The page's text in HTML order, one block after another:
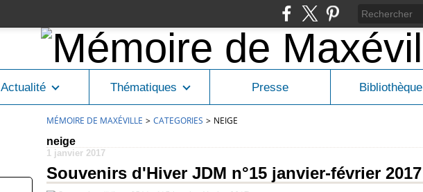
Actualité Thématiques Presse Bibliothèque
MÉMOIRE DE MAXÉVILLE > CATEGORIES > NEIGE
neige
1 janvier 2017
Souvenirs d'Hiver JDM n°15 janvier-février 2017